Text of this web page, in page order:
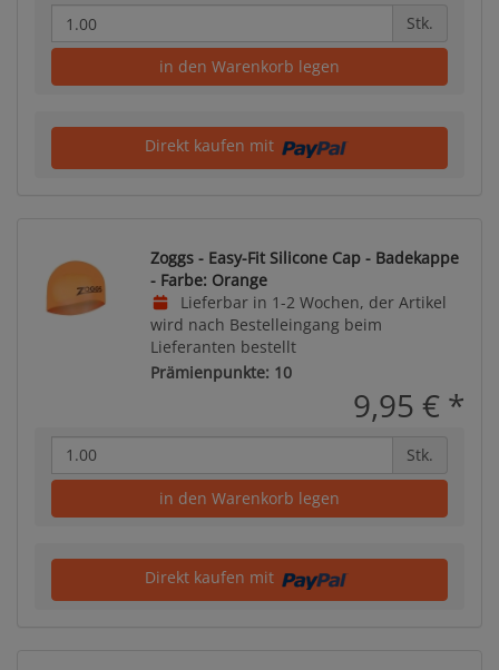
Stk.
in den Warenkorb legen
Direkt kaufen mit
Zoggs - Easy-Fit Silicone Cap - Badekappe
- Farbe: Orange
Lieferbar in 1-2 Wochen, der Artikel
wird nach Bestelleingang beim
Lieferanten bestellt
Prämienpunkte: 10
9,95 € *
Stk.
in den Warenkorb legen
Direkt kaufen mit